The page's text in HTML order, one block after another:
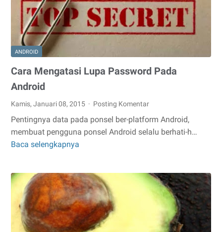
ANDROID
Cara Mengatasi Lupa Password Pada
Android
Kamis, Januari 08, 2015 Posting Komentar
Pentingnya data pada ponsel ber-platform Android,
membuat pengguna ponsel Android selalu berhati-h…
Baca selengkapnya
Lupa
Password
Pada
Android